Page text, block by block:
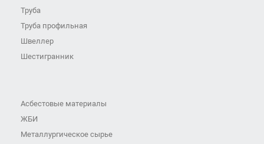
Труба
Труба профильная
Швеллер
Шестигранник
Асбестовые материалы
ЖБИ
Металлургическое сырье